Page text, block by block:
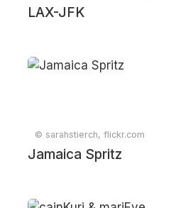
LAX-JFK
© sarahstierch, flickr.com
Jamaica Spritz